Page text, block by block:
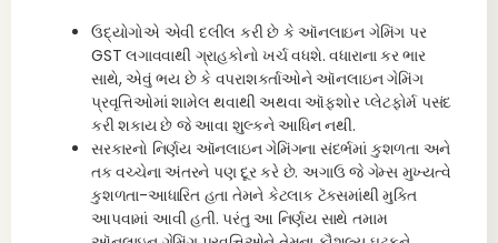
ઉદ્યોગોએ એવી દલીલ કરી છે કે ઑનલાઇન ગેમિંગ પર
GST લગાવવાથી ગ્રાહકોનો ખર્ચ વધશે. વધારાના કર ભાર
સાથે, એવું ભય છે કે વપરાશકર્તાઓને ઑનલાઇન ગેમિંગ
પ્રવૃત્તિઓમાં શામેલ થવાથી અથવા ઑફશોર પ્લેટફોર્મ પસંદ
કરી શકાય છે જે આવા શુલ્કને આધિન નથી.
સરકારનો નિર્ણય ઑનલાઇન ગેમિંગના સંદર્ભમાં કુશળતા અને
તક વચ્ચેના અંતરને પણ દૂર કરે છે. અગાઉ જે ગેમ્સ મુખ્યત્વે
કુશળતા-આધારિત હતા તેમને કેટલાક ટૅક્સમાંથી મુક્તિ
આપવામાં આવી હતી. પરંતુ આ નિર્ણય સાથે તમામ